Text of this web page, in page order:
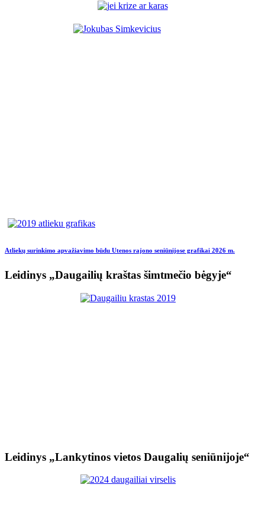
Atliekų surinkimo apvažiavimo būdu Utenos rajono seniūnijose grafikai 2026 m.
Leidinys „Daugailių kraštas šimtmečio bėgyje“
Leidinys „Lankytinos vietos Daugalių seniūnijoje“